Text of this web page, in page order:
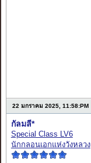
22 มกราคม 2025, 11:58:PM
กัลมลี*
Special Class LV6
นักกลอนเอกแห่งวังหลวง